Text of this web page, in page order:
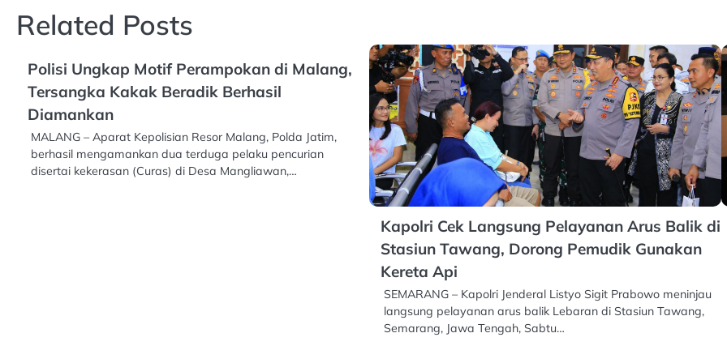
Related Posts
Polisi Ungkap Motif Perampokan di Malang,
Tersangka Kakak Beradik Berhasil
Diamankan
MALANG – Aparat Kepolisian Resor Malang, Polda Jatim,
berhasil mengamankan dua terduga pelaku pencurian
disertai kekerasan (Curas) di Desa Mangliawan,…
Kapolri Cek Langsung Pelayanan Arus Balik di
Stasiun Tawang, Dorong Pemudik Gunakan
Kereta Api
SEMARANG – Kapolri Jenderal Listyo Sigit Prabowo meninjau
langsung pelayanan arus balik Lebaran di Stasiun Tawang,
Semarang, Jawa Tengah, Sabtu…